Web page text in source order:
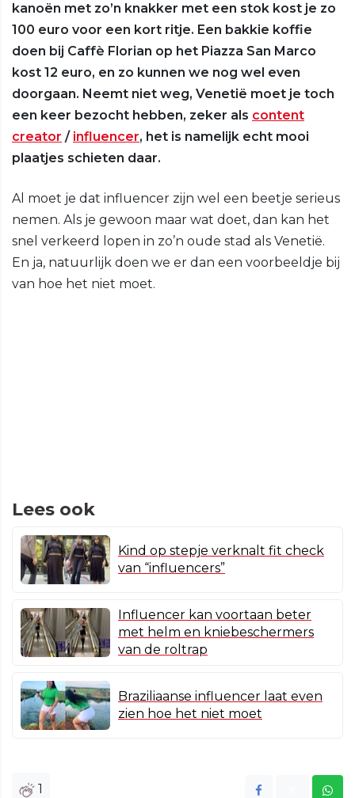
kanoën met zo’n knakker met een stok kost je zo
100 euro voor een kort ritje. Een bakkie koffie
doen bij Caffè Florian op het Piazza San Marco
kost 12 euro, en zo kunnen we nog wel even
doorgaan. Neemt niet weg, Venetië moet je toch
een keer bezocht hebben, zeker als content
creator / influencer, het is namelijk echt mooi
plaatjes schieten daar.
Al moet je dat influencer zijn wel een beetje serieus
nemen. Als je gewoon maar wat doet, dan kan het
snel verkeerd lopen in zo’n oude stad als Venetië.
En ja, natuurlijk doen we er dan een voorbeeldje bij
van hoe het niet moet.
Lees ook
Kind op stepje verknalt fit check
van “influencers”
Influencer kan voortaan beter
met helm en kniebeschermers
van de roltrap
Braziliaanse influencer laat even
zien hoe het niet moet
1